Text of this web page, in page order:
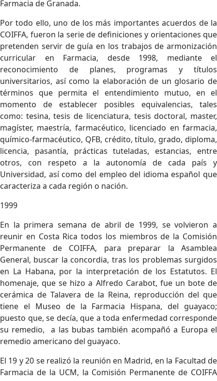
Farmacia de Granada.
Por todo ello, uno de los más importantes acuerdos de la
COIFFA, fueron la serie de definiciones y orientaciones que
pretenden servir de guía en los trabajos de armonización
curricular en Farmacia, desde 1998, mediante el
reconocimiento de planes, programas y títulos
universitarios, así como la elaboración de un glosario de
términos que permita el entendimiento mutuo, en el
momento de establecer posibles equivalencias, tales
como: tesina, tesis de licenciatura, tesis doctoral, master,
magíster, maestría, farmacéutico, licenciado en farmacia,
químico-farmacéutico, QFB, crédito, título, grado, diploma,
licencia, pasantía, prácticas tuteladas, estancias, entre
otros, con respeto a la autonomía de cada país y
Universidad, así como del empleo del idioma español que
caracteriza a cada región o nación.
1999
En la primera semana de abril de 1999, se volvieron a
reunir en Costa Rica todos los miembros de la Comisión
Permanente de COIFFA, para preparar la Asamblea
General, buscar la concordia, tras los problemas surgidos
en La Habana, por la interpretación de los Estatutos. El
homenaje, que se hizo a Alfredo Carabot, fue un bote de
cerámica de Talavera de la Reina, reproducción del que
tiene el Museo de la Farmacia Hispana, del guayaco;
puesto que, se decía, que a toda enfermedad corresponde
su remedio, a las bubas también acompañó a Europa el
remedio americano del guayaco.
El 19 y 20 se realizó la reunión en Madrid, en la Facultad de
Farmacia de la UCM, la Comisión Permanente de COIFFA